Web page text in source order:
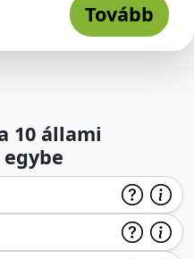
Tovább
10 állami